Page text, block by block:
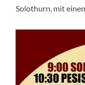
Solothurn, mit